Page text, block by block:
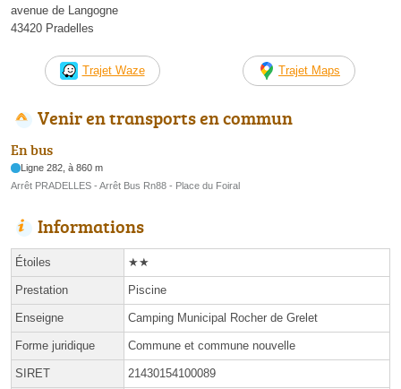
avenue de Langogne
43420 Pradelles
Trajet Waze Trajet Maps
Venir en transports en commun
En bus
Ligne 282, à 860 m
Arrêt PRADELLES - Arrêt Bus Rn88 - Place du Foiral
Informations
Étoiles ★★
Prestation Piscine
Enseigne Camping Municipal Rocher de Grelet
Forme juridique Commune et commune nouvelle
SIRET 21430154100089